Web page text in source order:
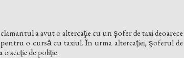
a avut o altercaţie cu un şofer de taxi
o cursă cu taxiul. În urma altercaţiei, şoferul
secţie de poliţie.